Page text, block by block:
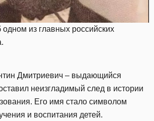
одном из главных российских
Дмитриевич – выдающийся
неизгладимый след в истории
Его имя стало символом
и воспитания детей.